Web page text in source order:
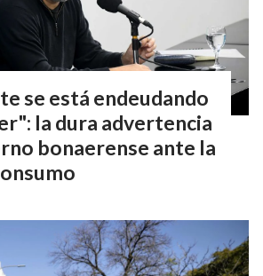
se está endeudando
la dura advertencia
bonaerense ante la